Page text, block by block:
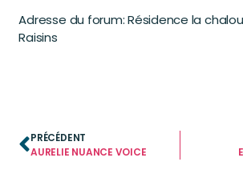
Adresse du forum: Résidence la
Raisins
PRÉCÉDENT
AURELIE NUANCE VOICE